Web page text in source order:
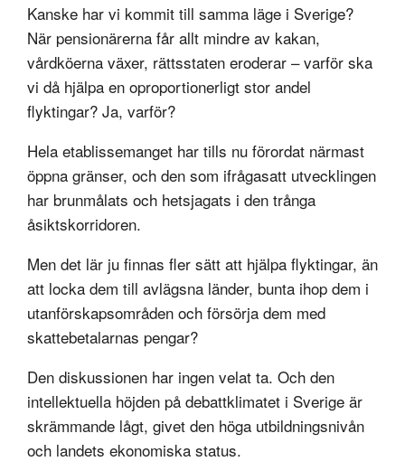
Kanske har vi kommit till samma läge i Sverige?
När pensionärerna får allt mindre av kakan,
vårdköerna växer, rättsstaten eroderar – varför ska
vi då hjälpa en oproportionerligt stor andel
flyktingar? Ja, varför?
Hela etablissemanget har tills nu förordat närmast
öppna gränser, och den som ifrågasatt utvecklingen
har brunmålats och hetsjagats i den trånga
åsiktskorridoren.
Men det lär ju finnas fler sätt att hjälpa flyktingar, än
att locka dem till avlägsna länder, bunta ihop dem i
utanförskapsområden och försörja dem med
skattebetalarnas pengar?
Den diskussionen har ingen velat ta. Och den
intellektuella höjden på debattklimatet i Sverige är
skrämmande lågt, givet den höga utbildningsnivån
och landets ekonomiska status.